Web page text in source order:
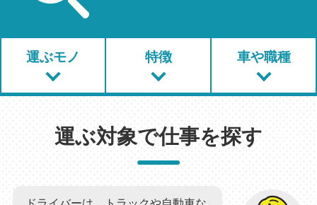
運ぶモノ 特徴 車や職種
運ぶ対象で仕事を探す